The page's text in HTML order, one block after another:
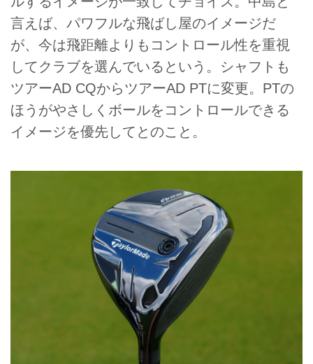
言えば、パワフルな飛ばし屋のイメージだ
が、今は飛距離よりもコントロール性を重視
してクラブを選んでいるという。シャフトも
ツアーAD CQからツアーAD PTに変更。PTの
ほうがやさしくボールをコントロールできる
イメージを優先してとのこと。